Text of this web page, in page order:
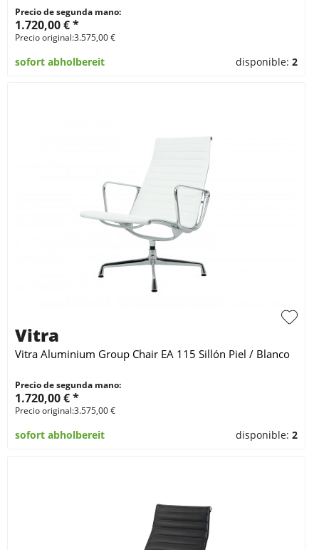
Precio de segunda mano:
1.720,00 € *
Precio original:3.575,00 €
sofort abholbereit disponible:2
Vitra
Vitra Aluminium Group Chair EA 115 Sillón Piel / Blanco
Precio de segunda mano:
1.720,00 € *
Precio original:3.575,00 €
sofort abholbereit disponible:2